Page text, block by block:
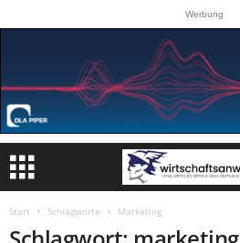
Werbung
Start Schlagworte Marketing